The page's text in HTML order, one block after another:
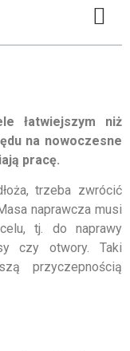
łatwiejszym niż
na nowoczesne
pracę.
trzeba zwrócić
naprawcza musi
tj. do naprawy
czy otwory. Taki
przyczepnością